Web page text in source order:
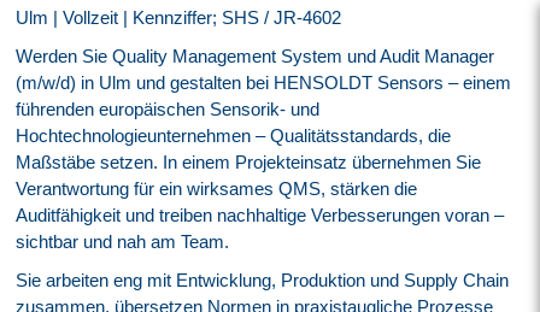
Ulm | Vollzeit | Kennziffer; SHS / JR-4602
Werden Sie Quality Management System und Audit Manager
(m/w/d) in Ulm und gestalten bei HENSOLDT Sensors – einem
führenden europäischen Sensorik- und
Hochtechnologieunternehmen – Qualitätsstandards, die
Maßstäbe setzen. In einem Projekteinsatz übernehmen Sie
Verantwortung für ein wirksames QMS, stärken die
Auditfähigkeit und treiben nachhaltige Verbesserungen voran –
sichtbar und nah am Team.
Sie arbeiten eng mit Entwicklung, Produktion und Supply Chain
zusammen, übersetzen Normen in praxistaugliche Prozesse